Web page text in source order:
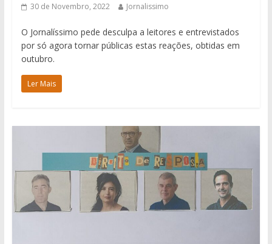
30 de Novembro, 2022 Jornalissimo
O Jornalíssimo pede desculpa a leitores e entrevistados
por só agora tornar públicas estas reações, obtidas em
outubro.
Ler Mais